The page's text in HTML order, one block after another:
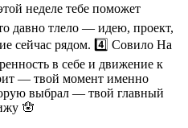
неделе тебе поможет
давно тлело — идею, проект,
сейчас рядом. 4️⃣ Совило На
в себе и движение к
— твой момент именно
выбрал — твой главный
🪬